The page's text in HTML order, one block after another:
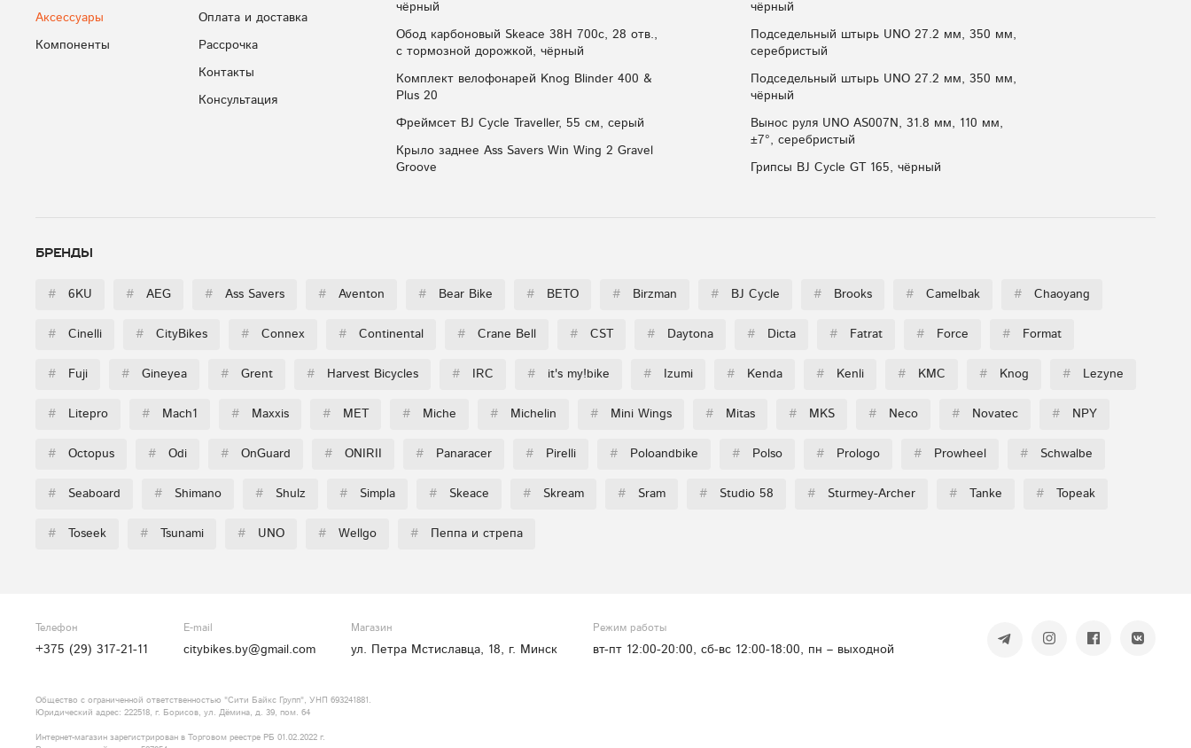
Аксессуары
Компоненты
Оплата и доставка
Рассрочка
Контакты
Консультация
чёрный
Обод карбоновый Skeace 38H 700с, 28 отв.,
с тормозной дорожкой, чёрный
Комплект велофонарей Knog Blinder 400 &
Plus 20
Фреймсет BJ Cycle Traveller, 55 см, серый
Крыло заднее Ass Savers Win Wing 2 Gravel
Groove
чёрный
Подседельный штырь UNO 27.2 мм, 350 мм,
серебристый
Подседельный штырь UNO 27.2 мм, 350 мм,
чёрный
Вынос руля UNO AS007N, 31.8 мм, 110 мм,
±7°, серебристый
Грипсы BJ Cycle GT 165, чёрный
Бренды
# 6KU # AEG # Ass Savers # Aventon # Bear Bike # BETO # Birzman # BJ Cycle # Brooks # Camelbak # Chaoyang
# Cinelli # CityBikes # Connex # Continental # Crane Bell # CST # Daytona # Dicta # Fatrat # Force # Format
# Fuji # Gineyea # Grent # Harvest Bicycles # IRC # it's my!bike # Izumi # Kenda # Kenli # KMC # Knog # Lezyne
# Litepro # Mach1 # Maxxis # MET # Miche # Michelin # Mini Wings # Mitas # MKS # Neco # Novatec # NPY
# Octopus # Odi # OnGuard # ONIRII # Panaracer # Pirelli # Poloandbike # Polso # Prologo # Prowheel # Schwalbe
# Seaboard # Shimano # Shulz # Simpla # Skeace # Skream # Sram # Studio 58 # Sturmey-Archer # Tanke # Topeak
# Toseek # Tsunami # UNO # Wellgo # Пеппа и стрепа
Телефон
+375 (29) 317-21-11
E-mail
citybikes.by@gmail.com
Магазин
ул. Петра Мстиславца, 18, г. Минск
Режим работы
вт-пт 12:00-20:00, сб-вс 12:00-18:00, пн – выходной
Общество с ограниченной ответственностью "Сити Байкс Групп", УНП 693241881.
Юридический адрес: 222518, г. Борисов, ул. Дёмина, д. 39, пом. 64
Интернет-магазин зарегистрирован в Торговом реестре РБ 01.02.2022 г.